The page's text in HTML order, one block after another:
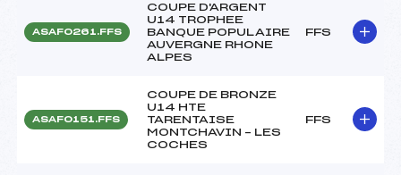
ASAF0261.FFS
COUPE D'ARGENT
U14 TROPHEE
BANQUE POPULAIRE
AUVERGNE RHONE
ALPES
FFS
ASAF0151.FFS
COUPE DE BRONZE
U14 HTE
TARENTAISE
MONTCHAVIN – LES
COCHES
FFS